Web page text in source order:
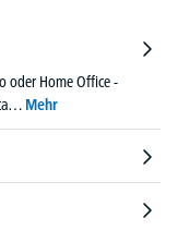
oder Home Office -
Mehr